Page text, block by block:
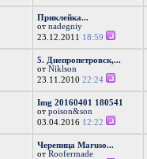
Приклейка...
отnadegniy
23.12.2011 18:59
5. Днепропетровск,...
отNiklson
23.11.201022:24
Img 20160401 180541
отpoison&son
03.04.2016 12:22
Черепица Maruso...
отRoofermade